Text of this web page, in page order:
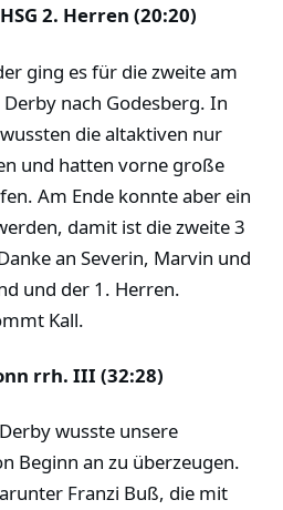
2. Herren (20:20)
ging es für die zweite am
nach Godesberg. In
die altaktiven nur
und hatten vorne große
Am Ende konnte aber ein
damit ist die zweite 3
an Severin, Marvin und
und der 1. Herren.
Kall.
rrh. III (32:28)
wusste unsere
Beginn an zu überzeugen.
Franzi Buß, die mit